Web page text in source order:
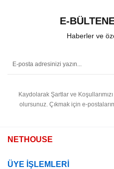
E-
Haberler ve
Kaydolarak Şartlar ve
olursunuz. Çıkmak için e-
NETHOUSE
ÜYE İŞLEMLERİ